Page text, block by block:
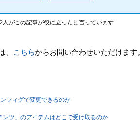
人がこの記事が役に立ったと言っています
こちらからお問い合わせいただけます。
フィグで変更できるのか
ツ」のアイテムはどこで受け取るのか